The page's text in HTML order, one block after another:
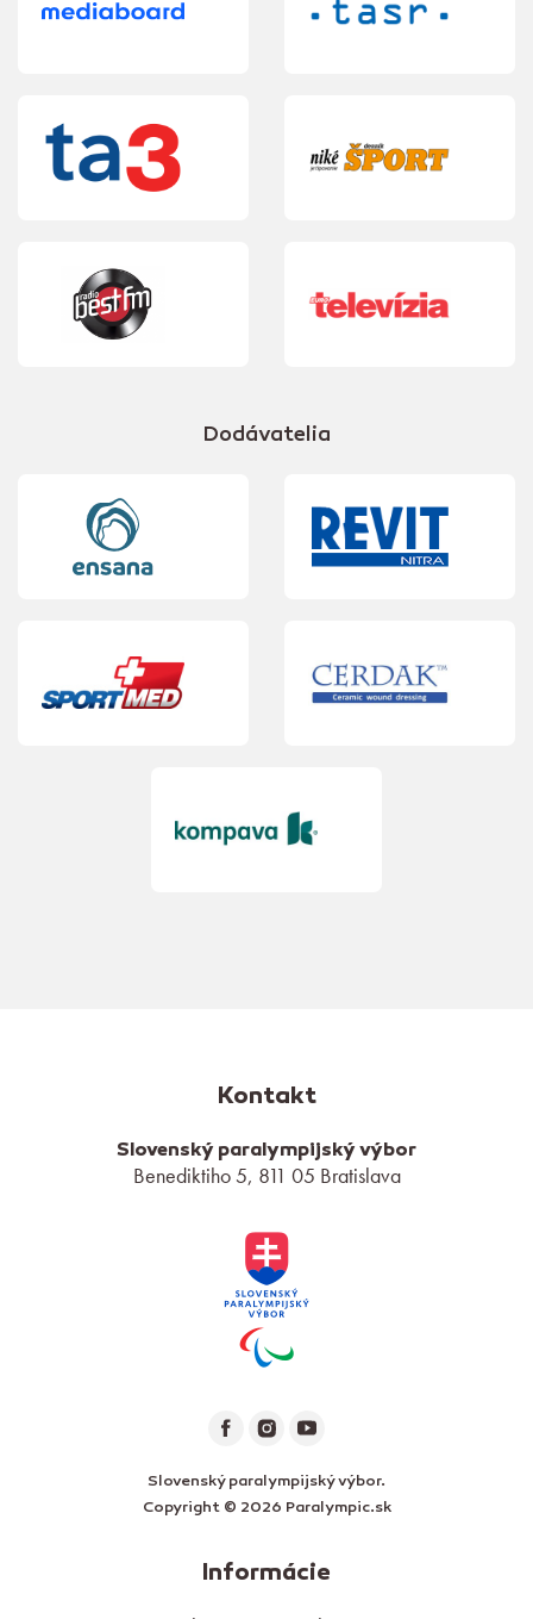
Dodávatelia
Kontakt
Slovenský paralympijský výbor
Benediktiho 5, 811 05 Bratislava
Slovenský paralympijský výbor.
Copyright © 2026 Paralympic.sk
Informácie